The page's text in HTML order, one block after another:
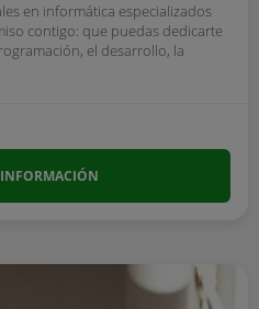
en informática especializados
contigo: que puedas dedicarte
el desarrollo, la